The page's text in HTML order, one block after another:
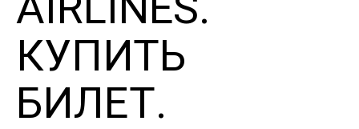
КУПИТЬ
БИЛЕТ.